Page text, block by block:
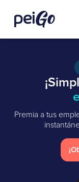
Premia a tus